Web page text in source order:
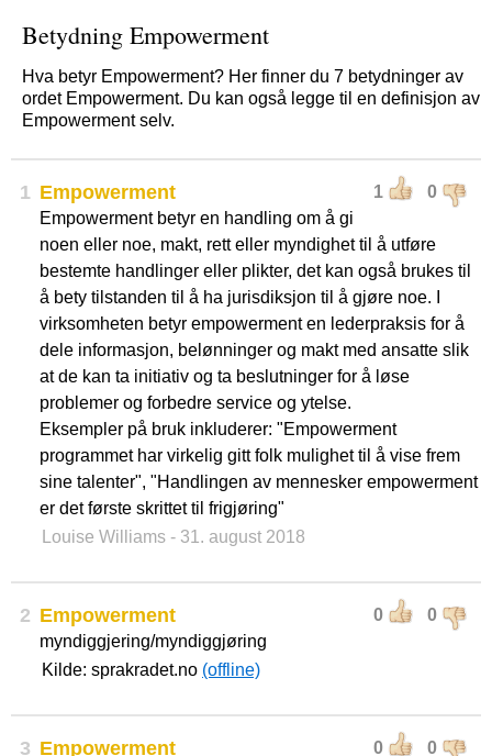
Betydning Empowerment
Hva betyr Empowerment? Her finner du 7 betydninger av
ordet Empowerment. Du kan også legge til en definisjon av
Empowerment selv.
1 1 0
Empowerment
Empowerment betyr en handling om å gi
noen eller noe, makt, rett eller myndighet til å utføre
bestemte handlinger eller plikter, det kan også brukes til
å bety tilstanden til å ha jurisdiksjon til å gjøre noe. I
virksomheten betyr empowerment en lederpraksis for å
dele informasjon, belønninger og makt med ansatte slik
at de kan ta initiativ og ta beslutninger for å løse
problemer og forbedre service og ytelse.
Eksempler på bruk inkluderer: "Empowerment
programmet har virkelig gitt folk mulighet til å vise frem
sine talenter", "Handlingen av mennesker empowerment
er det første skrittet til frigjøring"
Louise Williams - 31. august 2018
2 0 0
Empowerment
myndiggjering/myndiggjøring
Kilde: sprakradet.no (offline)
3 0 0
Empowerment